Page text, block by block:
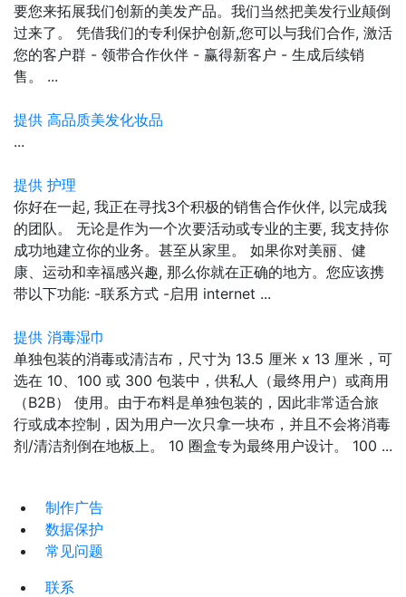
要您来拓展我们创新的美发产品。我们当然把美发行业颠倒
过来了。 凭借我们的专利保护创新,您可以与我们合作, 激活
您的客户群 - 领带合作伙伴 - 赢得新客户 - 生成后续销
售。 ...
提供 高品质美发化妆品
...
提供 护理
你好在一起, 我正在寻找3个积极的销售合作伙伴, 以完成我
的团队。 无论是作为一个次要活动或专业的主要, 我支持你
成功地建立你的业务。甚至从家里。 如果你对美丽、健
康、运动和幸福感兴趣, 那么你就在正确的地方。您应该携
带以下功能: -联系方式 -启用 internet ...
提供 消毒湿巾
单独包装的消毒或清洁布，尺寸为 13.5 厘米 x 13 厘米，可
选在 10、100 或 300 包装中，供私人（最终用户）或商用
（B2B） 使用。由于布料是单独包装的，因此非常适合旅
行或成本控制，因为用户一次只拿一块布，并且不会将消毒
剂/清洁剂倒在地板上。 10 圈盒专为最终用户设计。 100 ...
制作广告
数据保护
常见问题
联系